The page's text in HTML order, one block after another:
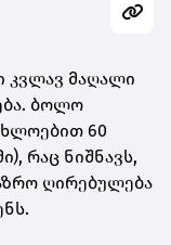
კვლავ მაღალი
ბოლო
60
, რაც ნიშნავს,
ღირებულება
.